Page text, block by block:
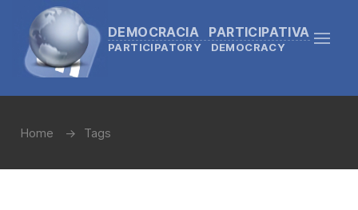
DEMOCRACIA PARTICIPATIVA
PARTICIPATORY DEMOCRACY
Home Tags